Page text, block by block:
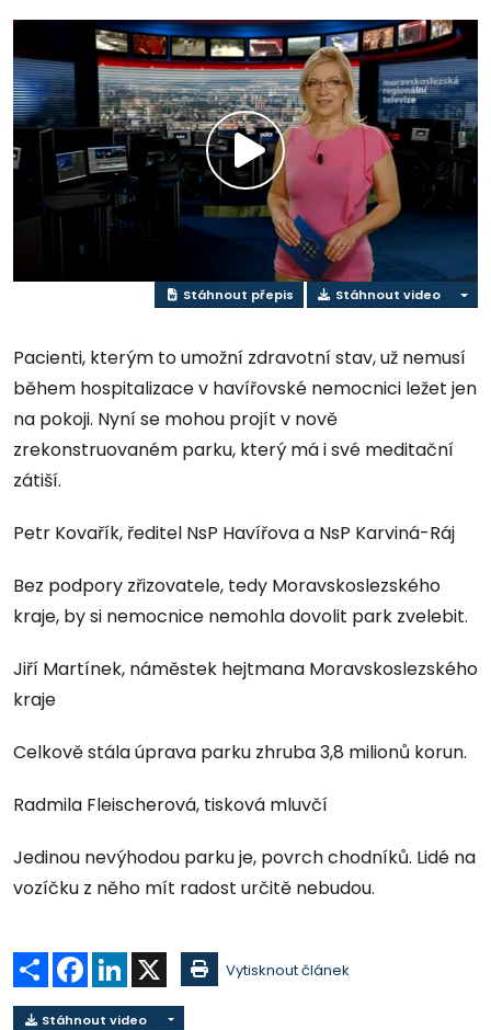
Přehrát
video
Stáhnout přepis Stáhnout video
Pacienti, kterým to umožní zdravotní stav, už nemusí
během hospitalizace v havířovské nemocnici ležet jen
na pokoji. Nyní se mohou projít v nově
zrekonstruovaném parku, který má i své meditační
zátiší.
Petr Kovařík, ředitel NsP Havířova a NsP Karviná-Ráj
Bez podpory zřizovatele, tedy Moravskoslezského
kraje, by si nemocnice nemohla dovolit park zvelebit.
Jiří Martínek, náměstek hejtmana Moravskoslezského
kraje
Celkově stála úprava parku zhruba 3,8 milionů korun.
Radmila Fleischerová, tisková mluvčí
Jedinou nevýhodou parku je, povrch chodníků. Lidé na
vozíčku z něho mít radost určitě nebudou.
Sdílet Facebook
LinkedIn Vytisknout článek
Stáhnout video